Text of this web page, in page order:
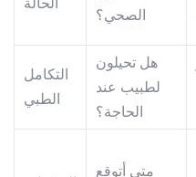
الصحي؟
التكامل
الطبي
هل تحيلون
لطبيب عند
الحاجة؟
متى أتوقع